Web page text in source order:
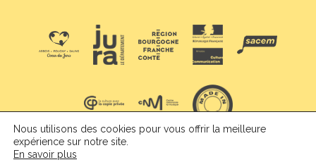
Nous utilisons des cookies pour vous offrir la meilleure
expérience sur notre site.
En savoir plus